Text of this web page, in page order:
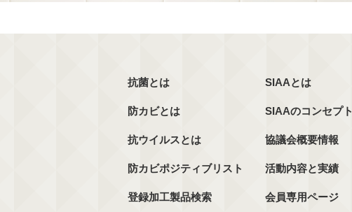
抗菌とは
防カビとは
抗ウイルスとは
防カビポジティブリスト
登録加工製品検索
SIAAとは
SIAAのコンセプト
協議会概要情報
活動内容と実績
会員専用ページ